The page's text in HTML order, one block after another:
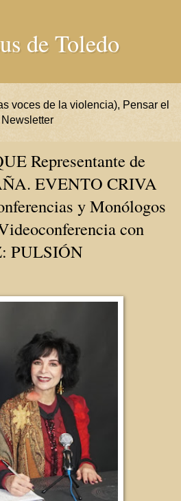
de Toledo
voces de la violencia), Pensar el
Representante de
EVENTO CRIVA
y Monólogos
con
PULSIÓN